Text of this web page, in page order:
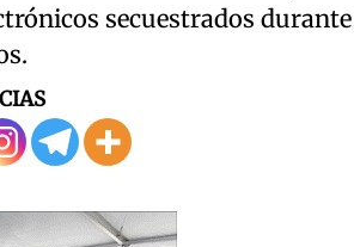
secuestrados durante